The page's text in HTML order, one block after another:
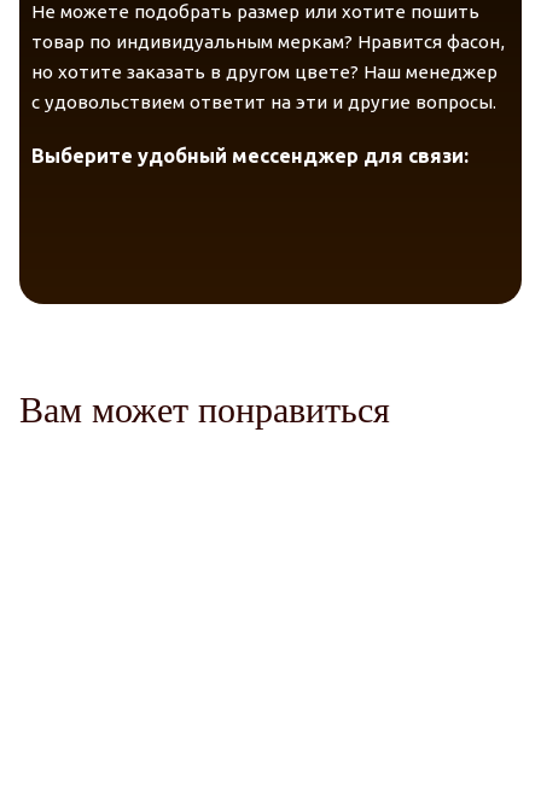
Telegram VK Messenger
Не можете подобрать размер или хотите пошить
товар по индивидуальным меркам? Нравится фасон,
но хотите заказать в другом цвете? Наш менеджер
с удовольствием ответит на эти и другие вопросы.
Выберите удобный мессенджер для связи:
Вам может понравиться